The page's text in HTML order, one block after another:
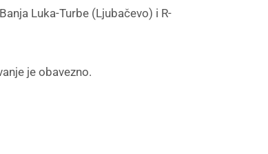
Luka-Turbe (Ljubačevo) i R-
je obavezno.